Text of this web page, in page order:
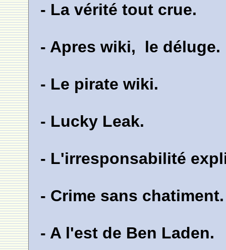
- La vérité tout crue.
- Apres wiki, le déluge.
- Le pirate wiki.
- Lucky Leak.
- L'irresponsabilité
- Crime sans chatiment.
- A l'est de Ben Laden.